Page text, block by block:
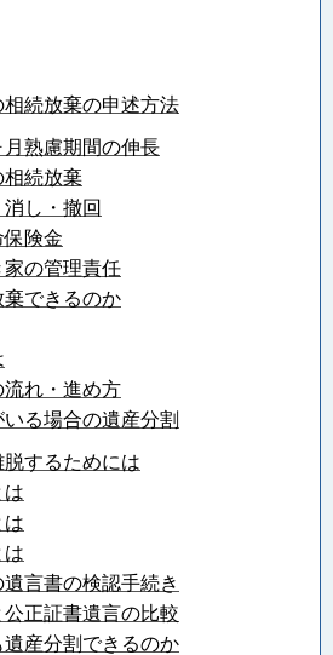
続放棄の申述方法
熟慮期間の伸長
相続放棄
し・撤回
険金
の管理責任
できるのか
れ・進め方
る場合の遺産分割
するためには
は
は
は
言書の検認手続き
正証書遺言の比較
産分割できるのか